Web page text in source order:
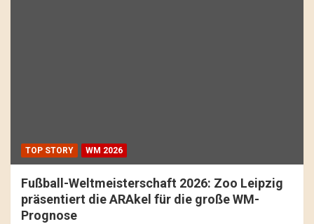
TOP STORY WM 2026
Fußball-Weltmeisterschaft 2026: Zoo Leipzig
präsentiert die ARAkel für die große WM-
Prognose